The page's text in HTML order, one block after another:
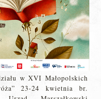
w XVI Małopolskich
23-24 kwietnia br.